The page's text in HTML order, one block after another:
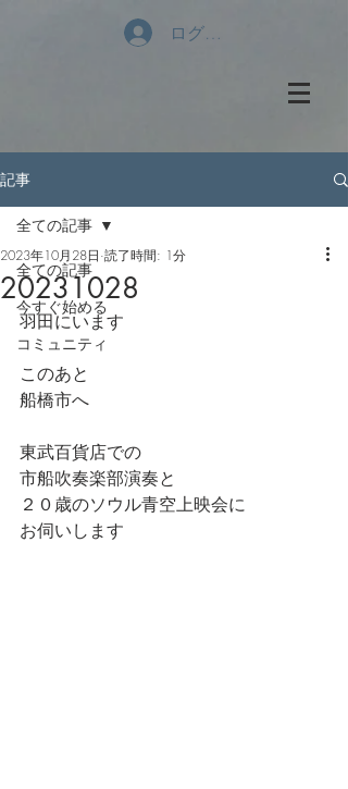
ログイン
記事
全ての記事
今すぐ始める
コミュニティ
全ての記事
20231028
2023年10月28日 読了時間: 1分
羽田にいます
このあと
船橋市へ
東武百貨店での
市船吹奏楽部演奏と
２０歳のソウル青空上映会に
お伺いします